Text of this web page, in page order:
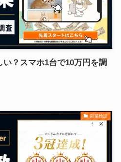
？スマホ1台で10万円を調
副業検証